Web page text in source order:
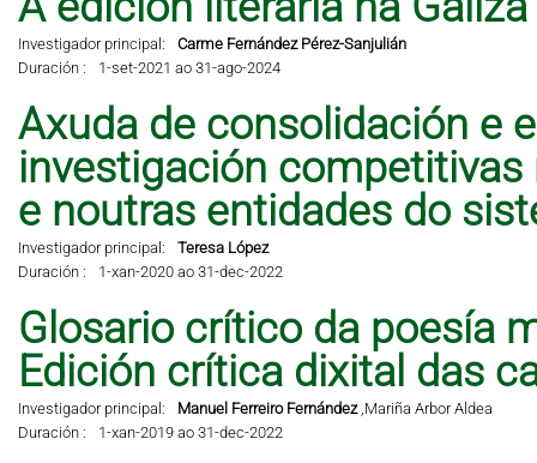
Investigador principal:
Carme Fernández Pérez-Sanjulián
Duración :
1-set-2021 ao 31-ago-2024
Axuda de consolidación e
investigación competitivas
e noutras entidades do
Investigador principal:
Teresa López
Duración :
1-xan-2020 ao 31-dec-2022
Glosario crítico da poesía
Edición crítica dixital das
Investigador principal: Manuel Ferreiro Fernández,Mariña Arbor Aldea
Duración :
1-xan-2019 ao 31-dec-2022